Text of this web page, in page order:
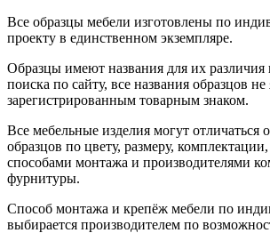
Все образцы мебели изготовлены по
проекту в единственном экземпляре.
Образцы имеют названия для их различия
поиска по сайту, все названия образцов не
зарегистрированным товарным знаком.
Все мебельные изделия могут отличаться
образцов по цвету, размеру,
способами монтажа и производителями
фурнитуры.
Способ монтажа и крепёж мебели по
выбирается производителем по